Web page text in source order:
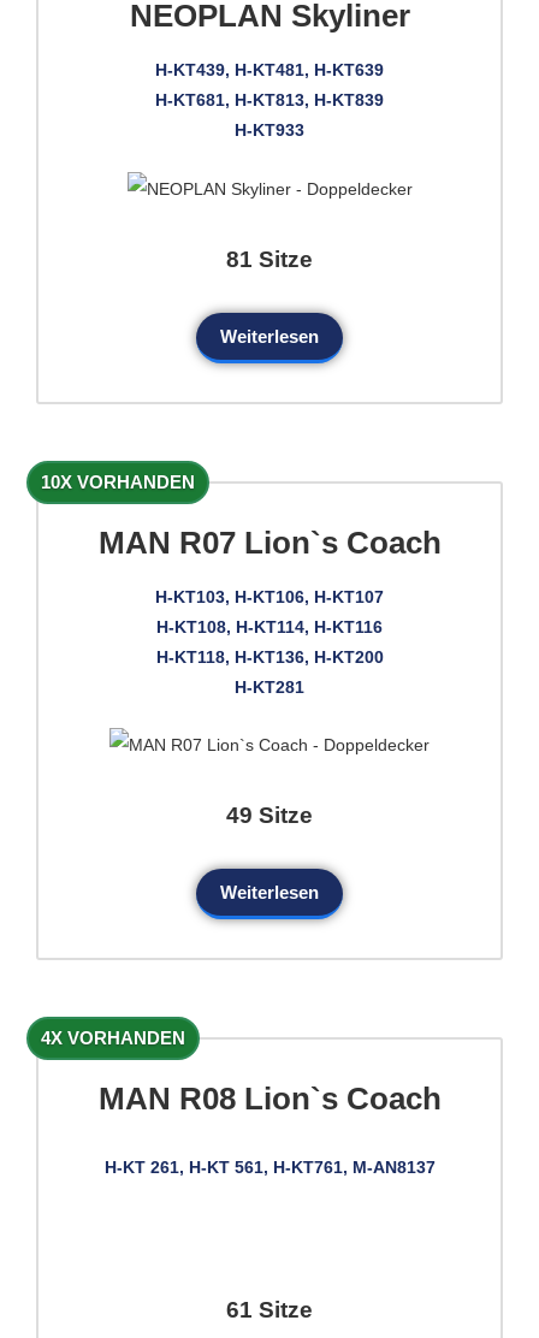
NEOPLAN Skyliner
H-KT439, H-KT481, H-KT639
H-KT681, H-KT813, H-KT839
H-KT933
81 Sitze
Weiterlesen
10X VORHANDEN
MAN R07 Lion`s Coach
H-KT103, H-KT106, H-KT107
H-KT108, H-KT114, H-KT116
H-KT118, H-KT136, H-KT200
H-KT281
49 Sitze
Weiterlesen
4X VORHANDEN
MAN R08 Lion`s Coach
H-KT 261, H-KT 561, H-KT761, M-AN8137
61 Sitze